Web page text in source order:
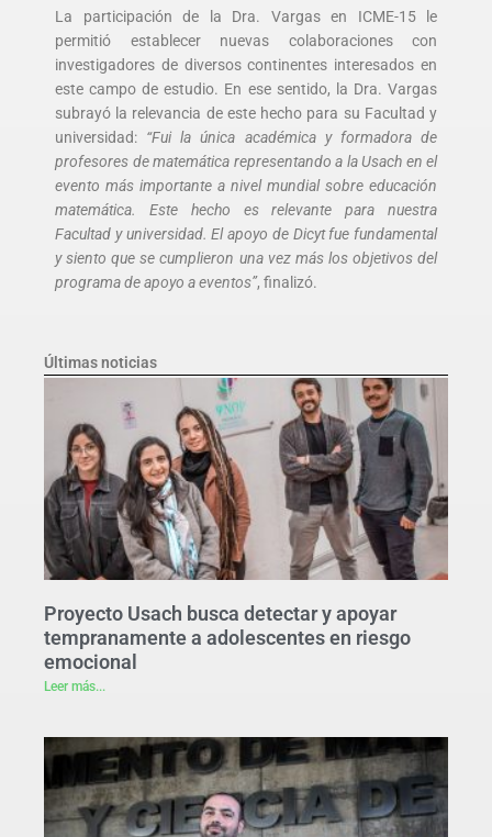
La participación de la Dra. Vargas en ICME-15 le
permitió establecer nuevas colaboraciones con
investigadores de diversos continentes interesados en
este campo de estudio. En ese sentido, la Dra. Vargas
subrayó la relevancia de este hecho para su Facultad y
universidad: “Fui la única académica y formadora de
profesores de matemática representando a la Usach en el
evento más importante a nivel mundial sobre educación
matemática. Este hecho es relevante para nuestra
Facultad y universidad. El apoyo de Dicyt fue fundamental
y siento que se cumplieron una vez más los objetivos del
programa de apoyo a eventos”, finalizó.
Últimas noticias
Proyecto Usach busca detectar y apoyar
tempranamente a adolescentes en riesgo
emocional
Leer más...